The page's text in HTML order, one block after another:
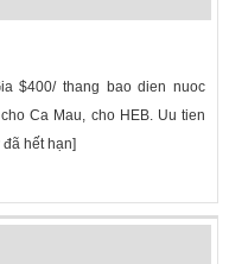
$400/ thang bao dien nuoc
Ca Mau, cho HEB. Uu tien
hết hạn]